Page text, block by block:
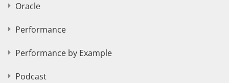
Oracle
Performance
Performance by Example
Podcast